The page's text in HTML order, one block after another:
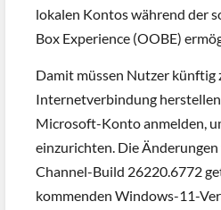
lokalen Kontos während der
Box Experience (OOBE)
Damit müssen Nutzer künftig
Internetverbindung
Microsoft-Konto anmelden,
einzurichten. Die
Channel-Build 26220.6772
kommenden Windows-11-